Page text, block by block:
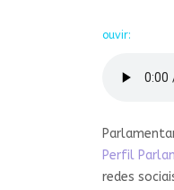
ouvir:
Perfil
redes